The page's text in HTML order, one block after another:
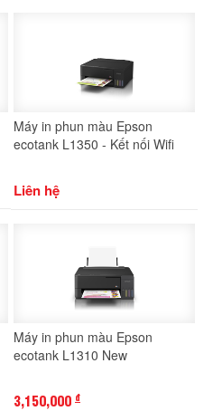
Máy in phun màu Epson
ecotank L1350 - Kết nối Wifi
Liên hệ
Máy in phun màu Epson
ecotank L1310 New
3,150,000 đ